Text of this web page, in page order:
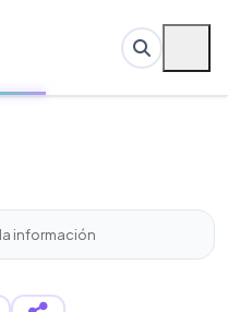
información